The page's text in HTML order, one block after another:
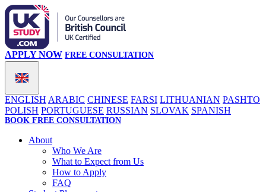
ENGLISH ARABIC CHINESE FARSI LITHUANIAN PASHTO
POLISH PORTUGUESE RUSSIAN SLOVAK SPANISH
APPLY NOW FREE CONSULTATION
BOOK FREE CONSULTATION
About
Who We Are
What to Expect from Us
How to Apply
FAQ